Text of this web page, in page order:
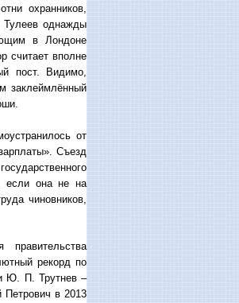
охранников,
Тулеев однажды
в Лондоне
считает вполне
пост. Видимо,
заклеймлённый
от
Съезд
если она не на
чиновников,
рекорд по
Ю. П. Трутнев –
в 2013